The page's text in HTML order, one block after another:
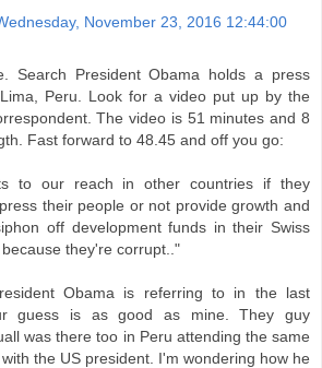
November 23, 2016 12:44:00
Search President Obama holds a press
Peru. Look for a video put up by the
The video is 51 minutes and 8
Fast forward to 48.45 and off you go:
to our reach in other countries if they
their people or not provide growth and
off development funds in their Swiss
they're corrupt.."
Obama is referring to in the last
guess is as good as mine. They guy
was there too in Peru attending the same
the US president. I'm wondering how he